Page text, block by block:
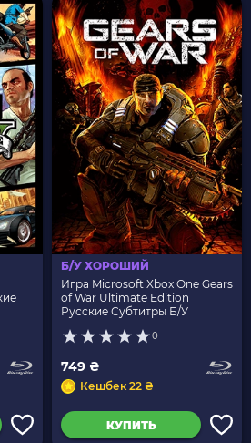
Б/У ХОРОШИЙ
Игра Microsoft Xbox One Gears
of War Ultimate Edition
Русские Субтитры Б/У
0
749 ₴
Кешбек 22 ₴
КУПИТЬ